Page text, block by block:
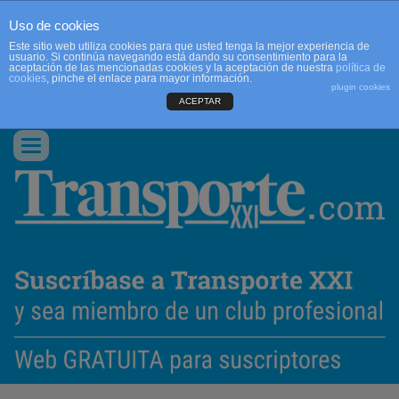
CONTACTO
Conmutar
navegación
Uso de cookies
Este sitio web utiliza cookies para que usted tenga la mejor experiencia de
usuario. Si continúa navegando está dando su consentimiento para la
aceptación de las mencionadas cookies y la aceptación de nuestra política de
cookies, pinche el enlace para mayor información.
plugin cookies
ACEPTAR